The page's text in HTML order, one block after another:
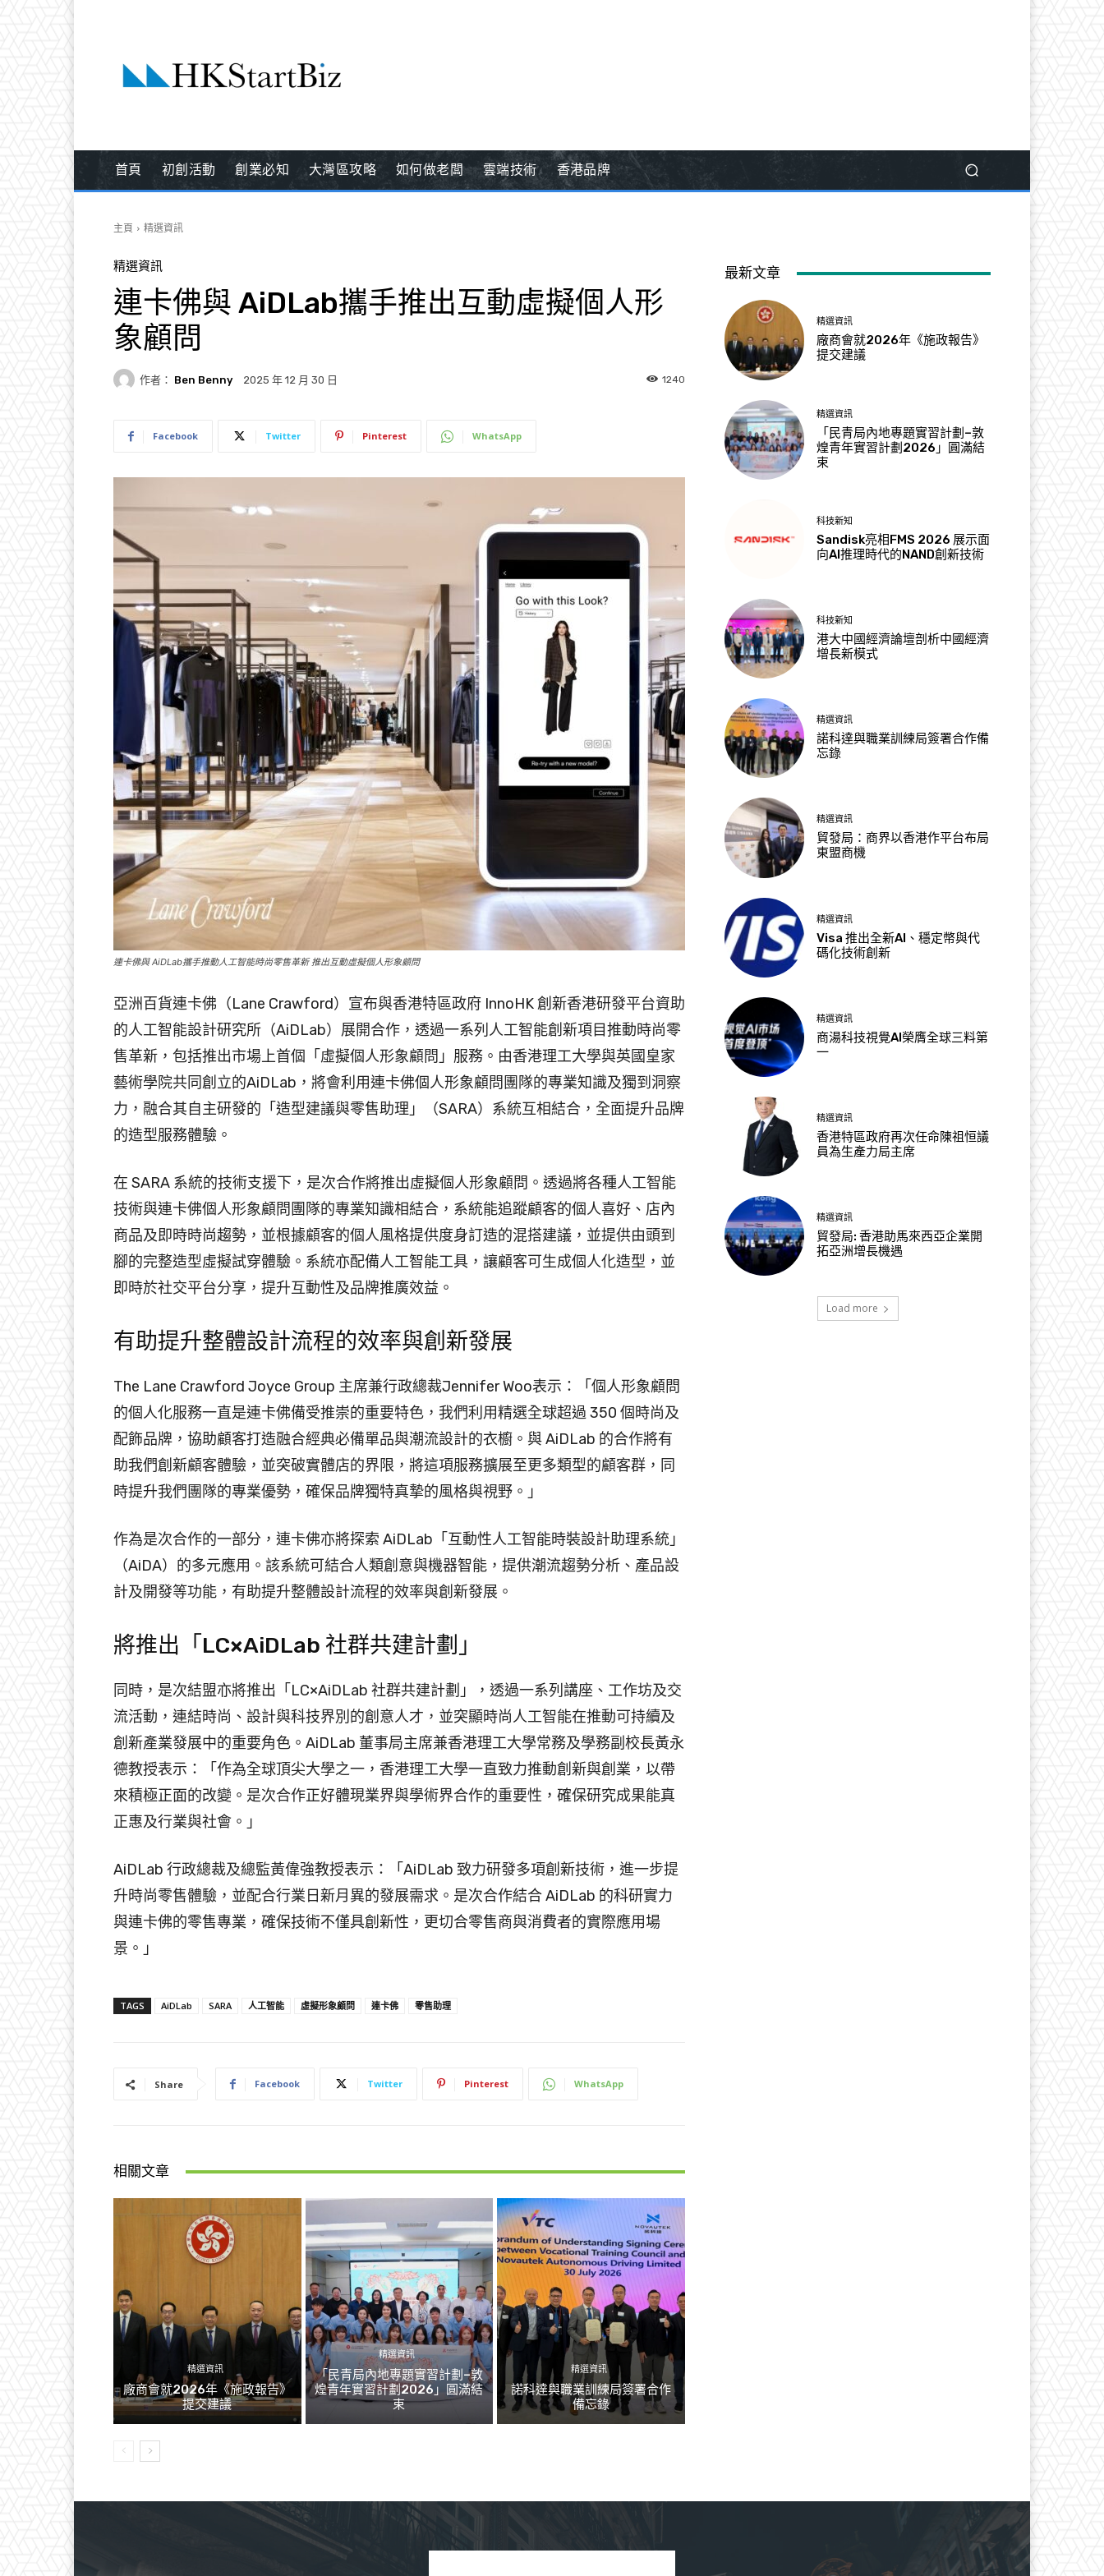
首頁 初創活動 創業必知 大灣區攻略 如何做老闆 雲端技術 香港品牌
主頁 精選資訊
精選資訊
連卡佛與 AiDLab攜手推出互動虛擬個人形
象顧問
作者： Ben Benny 2025 年 12 月 30 日 1240
Facebook Twitter Pinterest WhatsApp
連卡佛與 AiDLab攜手推動人工智能時尚零售革新 推出互動虛擬個人形象顧問
亞洲百貨連卡佛（Lane Crawford）宣布與香港特區政府 InnoHK 創新香港研發平台資助
的人工智能設計研究所（AiDLab）展開合作，透過一系列人工智能創新項目推動時尚零
售革新，包括推出市場上首個「虛擬個人形象顧問」服務。由香港理工大學與英國皇家
藝術學院共同創立的AiDLab，將會利用連卡佛個人形象顧問團隊的專業知識及獨到洞察
力，融合其自主研發的「造型建議與零售助理」（SARA）系統互相結合，全面提升品牌
的造型服務體驗。
在 SARA 系統的技術支援下，是次合作將推出虛擬個人形象顧問。透過將各種人工智能
技術與連卡佛個人形象顧問團隊的專業知識相結合，系統能追蹤顧客的個人喜好、店內
商品及即時時尚趨勢，並根據顧客的個人風格提供度身訂造的混搭建議，並提供由頭到
腳的完整造型虛擬試穿體驗。系統亦配備人工智能工具，讓顧客可生成個人化造型，並
即時於社交平台分享，提升互動性及品牌推廣效益。
有助提升整體設計流程的效率與創新發展
The Lane Crawford Joyce Group 主席兼行政總裁Jennifer Woo表示：「個人形象顧問
的個人化服務一直是連卡佛備受推崇的重要特色，我們利用精選全球超過 350 個時尚及
配飾品牌，協助顧客打造融合經典必備單品與潮流設計的衣櫥。與 AiDLab 的合作將有
助我們創新顧客體驗，並突破實體店的界限，將這項服務擴展至更多類型的顧客群，同
時提升我們團隊的專業優勢，確保品牌獨特真摯的風格與視野。」
作為是次合作的一部分，連卡佛亦將探索 AiDLab「互動性人工智能時裝設計助理系統」
（AiDA）的多元應用。該系統可結合人類創意與機器智能，提供潮流趨勢分析、產品設
計及開發等功能，有助提升整體設計流程的效率與創新發展。
將推出「LC×AiDLab 社群共建計劃」
同時，是次結盟亦將推出「LC×AiDLab 社群共建計劃」，透過一系列講座、工作坊及交
流活動，連結時尚、設計與科技界別的創意人才，並突顯時尚人工智能在推動可持續及
創新產業發展中的重要角色。AiDLab 董事局主席兼香港理工大學常務及學務副校長黃永
德教授表示：「作為全球頂尖大學之一，香港理工大學一直致力推動創新與創業，以帶
來積極正面的改變。是次合作正好體現業界與學術界合作的重要性，確保研究成果能真
正惠及行業與社會。」
AiDLab 行政總裁及總監黃偉強教授表示：「AiDLab 致力研發多項創新技術，進一步提
升時尚零售體驗，並配合行業日新月異的發展需求。是次合作結合 AiDLab 的科研實力
與連卡佛的零售專業，確保技術不僅具創新性，更切合零售商與消費者的實際應用場
景。」
TAGS AiDLab SARA 人工智能 虛擬形象顧問 連卡佛 零售助理
Share Facebook Twitter Pinterest WhatsApp
相關文章
精選資訊
廠商會就2026年《施政報告》
提交建議
精選資訊
「民青局內地專題實習計劃–敦
煌青年實習計劃2026」圓滿結
束
精選資訊
諾科達與職業訓練局簽署合作
備忘錄
最新文章
精選資訊
廠商會就2026年《施政報告》
提交建議
精選資訊
「民青局內地專題實習計劃–敦
煌青年實習計劃2026」圓滿結
束
科技新知
Sandisk亮相FMS 2026 展示面
向AI推理時代的NAND創新技術
科技新知
港大中國經濟論壇剖析中國經濟
增長新模式
精選資訊
諾科達與職業訓練局簽署合作備
忘錄
精選資訊
貿發局：商界以香港作平台布局
東盟商機
精選資訊
Visa 推出全新AI、穩定幣與代
碼化技術創新
精選資訊
商湯科技視覺AI榮膺全球三料第
一
精選資訊
香港特區政府再次任命陳祖恒議
員為生產力局主席
精選資訊
貿發局: 香港助馬來西亞企業開
拓亞洲增長機遇
Load more